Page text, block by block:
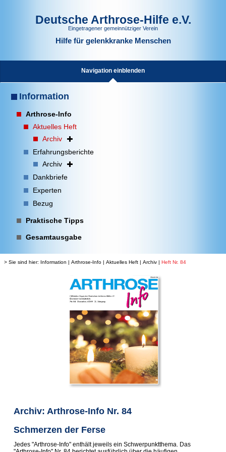
Deutsche Arthrose-Hilfe e.V.
Eingetragener gemeinnütziger Verein
Hilfe für gelenkkranke Menschen
Navigation einblenden
Information
Arthrose-Info
Aktuelles Heft
Archiv
Erfahrungsberichte
Archiv
Dankbriefe
Experten
Bezug
Praktische Tipps
Gesamtausgabe
> Sie sind hier: Information | Arthrose-Info | Aktuelles Heft | Archiv | Heft Nr. 84
Archiv: Arthrose-Info Nr. 84
Schmerzen der Ferse
Jedes "Arthrose-Info" enthält jeweils ein Schwerpunktthema. Das